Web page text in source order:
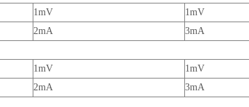
1mV 1mV
2mA 3mA
1mV 1mV
2mA 3mA